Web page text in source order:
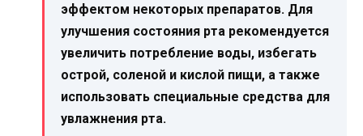
эффектом некоторых препаратов. Для
улучшения состояния рта рекомендуется
увеличить потребление воды, избегать
острой, соленой и кислой пищи, а также
использовать специальные средства для
увлажнения рта.